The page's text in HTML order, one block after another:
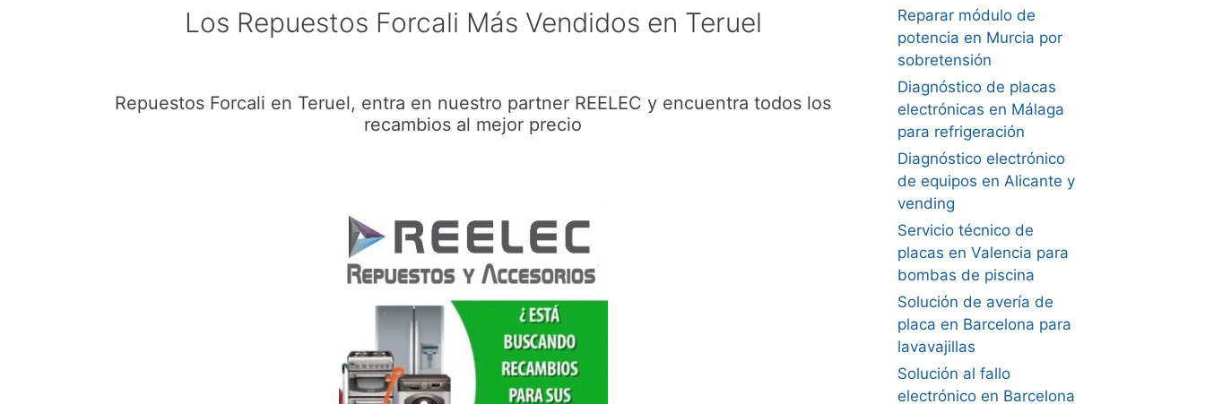
Los Repuestos Forcali Más Vendidos en Teruel
Repuestos Forcali en Teruel, entra en nuestro partner REELEC y encuentra todos los
recambios al mejor precio
Reparar módulo de
potencia en Murcia por
sobretensión
Diagnóstico de placas
electrónicas en Málaga
para refrigeración
Diagnóstico electrónico
de equipos en Alicante y
vending
Servicio técnico de
placas en Valencia para
bombas de piscina
Solución de avería de
placa en Barcelona para
lavavajillas
Solución al fallo
electrónico en Barcelona